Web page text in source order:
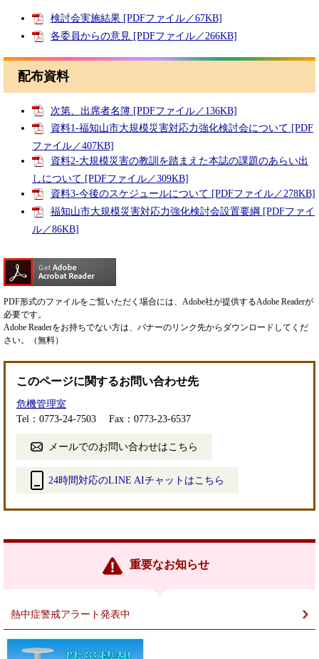
検討会実施結果 [PDFファイル／67KB]
各委員からの意見 [PDFファイル／266KB]
配布資料
次第、出席者名簿 [PDFファイル／136KB]
資料1-福知山市大規模災害対応力強化検討会について [PDF
ファイル／407KB]
資料2-大規模災害の教訓を踏まえた本誌の課題のあらい出
しについて [PDFファイル／309KB]
資料3-今後のスケジュールについて [PDFファイル／278KB]
福知山市大規模災害対応力強化検討会設置要綱 [PDFファイ
ル／86KB]
PDF形式のファイルをご覧いただく場合には、Adobe社が提供するAdobe Readerが
必要です。
Adobe Readerをお持ちでない方は、バナーのリンク先からダウンロードしてくだ
さい。（無料）
このページに関するお問い合わせ先
危機管理室
Tel：0773-24-7503
Fax：0773-23-6537
メールでのお問い合わせはこちら
24時間対応のLINE AIチャットはこちら
リ
重要なお知らせ
熱中症警戒アラート発表中